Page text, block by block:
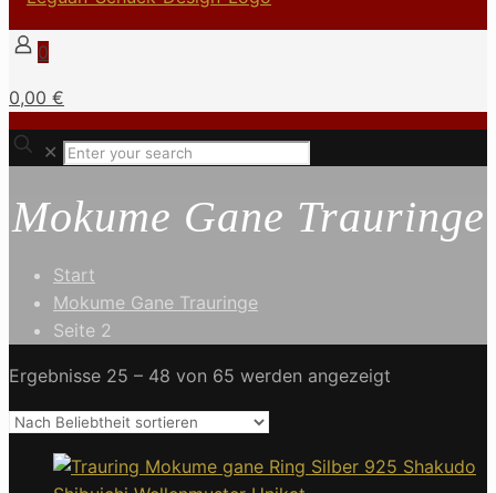
0
0,00 €
✕
Mokume Gane Trauringe
Start
Mokume Gane Trauringe
Seite 2
Ergebnisse 25 – 48 von 65 werden angezeigt